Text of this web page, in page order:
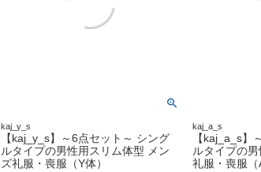
kaj_y_s
【kaj_y_s】～6点セット～ シング
ルタイプの男性用スリム体型 メン
ズ礼服・喪服（Y体）
kaj_a_s
【kaj_a_s】
ルタイプの
礼服・喪服（